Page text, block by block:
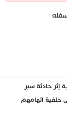
إثر حادثة سير
خلفية اتهامهم